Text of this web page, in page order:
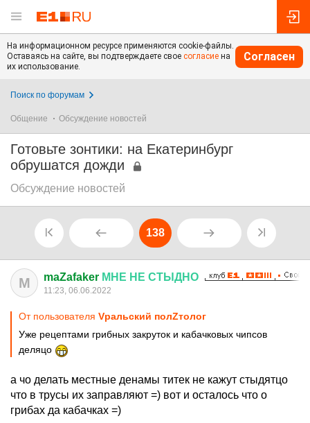
На информационном ресурсе применяются cookie-файлы.
Оставаясь на сайте, вы подтверждаете свое согласие на
их использование.
Согласен
Поиск по форумам
Общение Обсуждение новостей
Готовьте зонтики: на Екатеринбург
обрушатся дожди
Обсуждение новостей
138
M maZafaker МНЕ НЕ СТЫДНО
11:23, 06.06.2022
От пользователя Vральский полZтолог
Уже рецептами грибных закруток и кабачковых чипсов
деляцо
а чо делать местные денамы титек не кажут стыдятцо
что в трусы их заправляют =) вот и осталось что о
грибах да кабачках =)